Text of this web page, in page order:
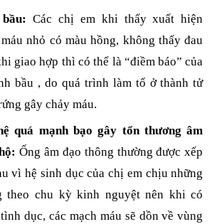
Các chị em khi thấy xuất hiện
nhỏ có màu hồng, không thấy đau
giao hợp thì có thể là “điềm báo” của
bầu , do quá trình làm tổ ở thành tử
gây chảy máu.
quá mạnh bạo gây tổn thương âm
Ống âm đạo thông thường được xếp
vì hệ sinh dục của chị em chịu những
theo chu kỳ kinh nguyệt nên khi có
dục, các mạch máu sẽ dồn về vùng